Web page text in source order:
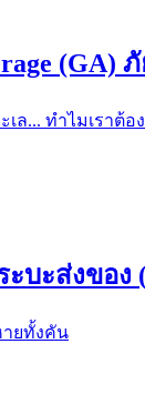
(GA)
ล... ทำไมเราต้อ
บะส่งของ
ายทั้งคัน